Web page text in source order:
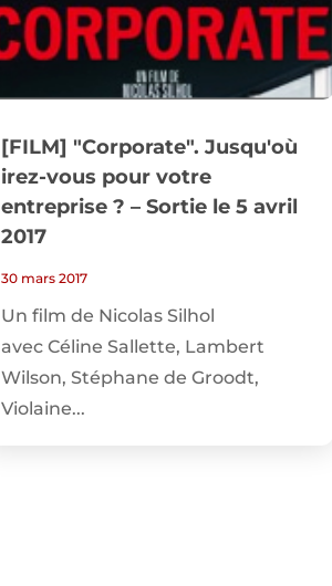
[FILM] "Corporate". Jusqu'où
irez-vous pour votre
entreprise ? – Sortie le 5 avril
2017
30 mars 2017
Un film de Nicolas Silhol
avec Céline Sallette, Lambert
Wilson, Stéphane de Groodt,
Violaine...